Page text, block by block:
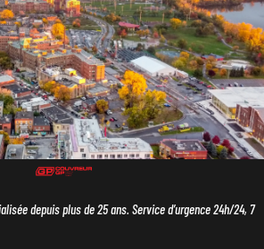
depuis plus de 25 ans. Service d’urgence 24h/24, 7